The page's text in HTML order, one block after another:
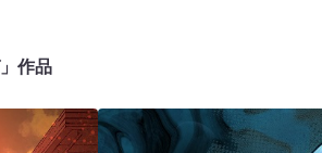
作品